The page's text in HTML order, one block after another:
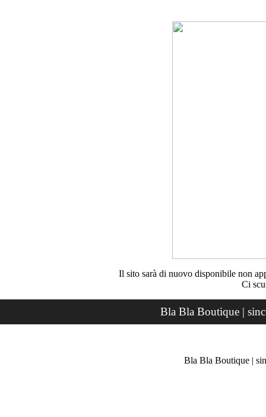
Il sito sarà di nuovo disponibile non
Ci
Bla Bla Boutique |
Bla Bla Boutique |